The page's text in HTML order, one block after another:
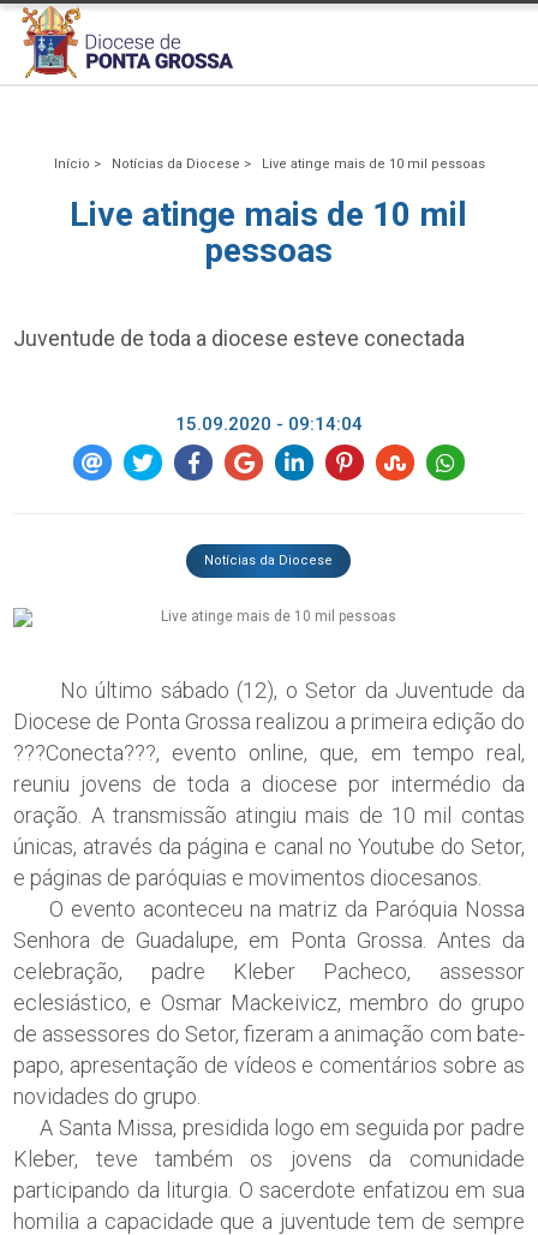
Início > Notícias da Diocese > Live atinge mais de 10 mil pessoas
Live atinge mais de 10 mil
pessoas
Juventude de toda a diocese esteve conectada
15.09.2020 - 09:14:04
Notícias da Diocese
No último sábado (12), o Setor da Juventude da
Diocese de Ponta Grossa realizou a primeira edição do
???Conecta???, evento online, que, em tempo real,
reuniu jovens de toda a diocese por intermédio da
oração. A transmissão atingiu mais de 10 mil contas
únicas, através da página e canal no Youtube do Setor,
e páginas de paróquias e movimentos diocesanos.
O evento aconteceu na matriz da Paróquia Nossa
Senhora de Guadalupe, em Ponta Grossa. Antes da
celebração, padre Kleber Pacheco, assessor
eclesiástico, e Osmar Mackeivicz, membro do grupo
de assessores do Setor, fizeram a animação com bate-
papo, apresentação de vídeos e comentários sobre as
novidades do grupo.
A Santa Missa, presidida logo em seguida por padre
Kleber, teve também os jovens da comunidade
participando da liturgia. O sacerdote enfatizou em sua
homilia a capacidade que a juventude tem de sempre